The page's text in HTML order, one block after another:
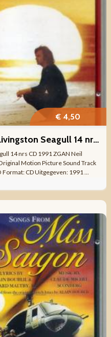
€ 4,50
Neil Diamond – Jonathan Livingston Seagull 14 nrs CD 1991 ZGAN
14 nrs CD 1991 ZGAN Neil
Motion Picture Sound Track
CD Uitgegeven: 1991 ...